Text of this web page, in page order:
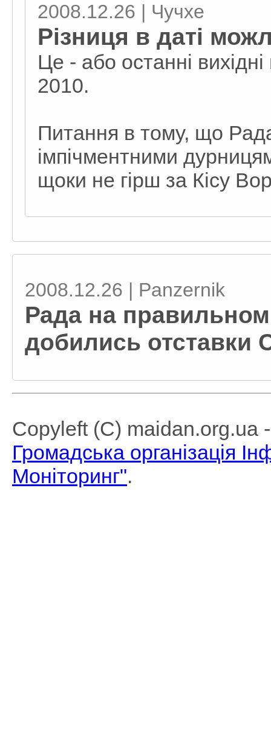
2008.12.26 | Чучхе
Різниця в даті
Це - або останні
2010.
Питання в тому, що
імпічментними
щоки не гірш за Кісу
2008.12.26 | Panzernik
Рада на
добились отставки
Copyleft (C) maidan.org.ua
Громадська організація
Моніторинг".